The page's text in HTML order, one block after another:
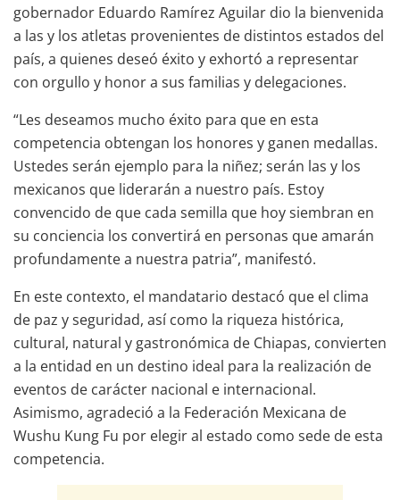
gobernador Eduardo Ramírez Aguilar dio la bienvenida
a las y los atletas provenientes de distintos estados del
país, a quienes deseó éxito y exhortó a representar
con orgullo y honor a sus familias y delegaciones.
“Les deseamos mucho éxito para que en esta
competencia obtengan los honores y ganen medallas.
Ustedes serán ejemplo para la niñez; serán las y los
mexicanos que liderarán a nuestro país. Estoy
convencido de que cada semilla que hoy siembran en
su conciencia los convertirá en personas que amarán
profundamente a nuestra patria”, manifestó.
En este contexto, el mandatario destacó que el clima
de paz y seguridad, así como la riqueza histórica,
cultural, natural y gastronómica de Chiapas, convierten
a la entidad en un destino ideal para la realización de
eventos de carácter nacional e internacional.
Asimismo, agradeció a la Federación Mexicana de
Wushu Kung Fu por elegir al estado como sede de esta
competencia.